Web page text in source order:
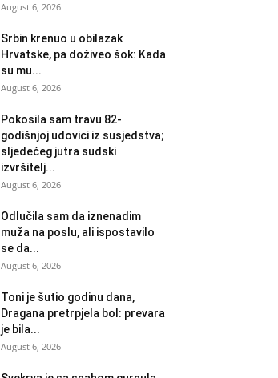
August 6, 2026
Srbin krenuo u obilazak
Hrvatske, pa doživeo šok: Kada
su mu...
August 6, 2026
Pokosila sam travu 82-
godišnjoj udovici iz susjedstva;
sljedećeg jutra sudski
izvršitelj...
August 6, 2026
Odlučila sam da iznenadim
muža na poslu, ali ispostavilo
se da...
August 6, 2026
Toni je šutio godinu dana,
Dragana pretrpjela bol: prevara
je bila...
August 6, 2026